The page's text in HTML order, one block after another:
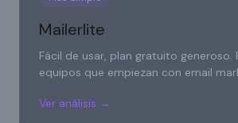
Mailerlite
Fácil de usar, plan gratuito generoso.
equipos que empiezan con email
Ver análisis →